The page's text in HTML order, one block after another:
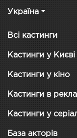
Україна
Всі кастинги
Кастинги у Києві
Кастинги у кіно
Кастинги в
Кастинги у
База акторів